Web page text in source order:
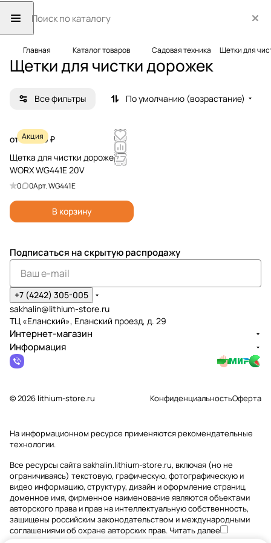
Главная Каталог товаров Садовая техника Щетки для
Щетки для чистки дорожек
Все фильтры По умолчанию (возрастание)
Акция
от 29 590 ₽
Щетка для чистки дорожек
WORX WG441E 20V
0 0Арт.WG441E
В корзину
Подписаться на скрытую распродажу
+7 (4242) 305-005
sakhalin@lithium-store.ru
ТЦ «Еланский», Еланский проезд, д. 29
Интернет-магазин
Информация
© 2026 lithium-store.ru КонфиденциальностьОферта
На информационном ресурсе применяютсярекомендательные
технологии.
Все ресурсы сайта sakhalin.lithium-store.ru, включая (но не
ограничиваясь) текстовую, графическую, фотографическую и
видео информацию, структуру, дизайн и оформление страниц,
доменное имя, фирменное наименование являются объектами
авторского права и прав на интеллектуальную собственность,
защищены российским законодательством и международными
соглашениями об охране авторских прав.Читать далее